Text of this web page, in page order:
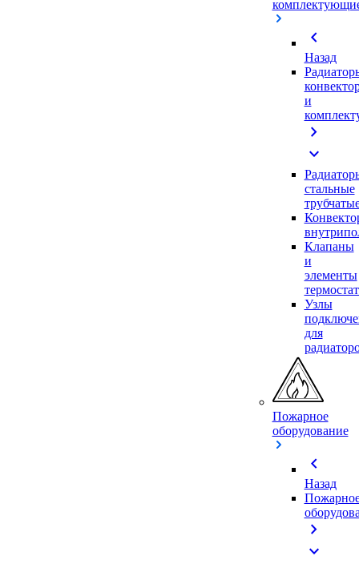
chevron_left
Назад
и
chevron_right
expand_more
стальные
Клапаны
и
элементы
Узлы
для
Пожарное
оборудование
chevron_left
Назад
chevron_right
expand_more